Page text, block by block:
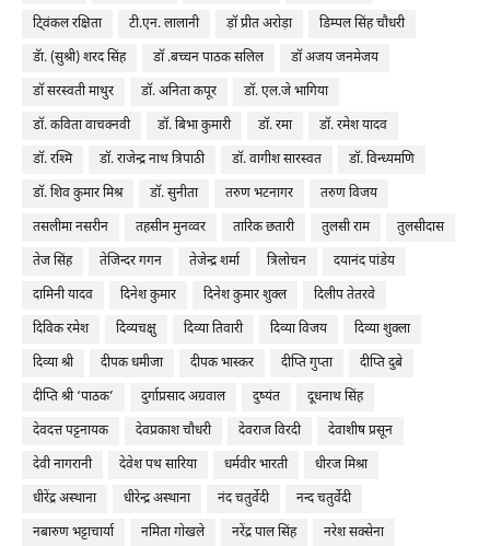
टि्वंकल रक्षिता
टी.एन. लालानी ड़ॉ प्रीत अरोड़ा
डिम्पल सिंह चौधरी
डॅा. (सुश्री) शरद सिंह
डॉ .बच्चन पाठक सलिल
डॉ अजय जनमेजय
डॉ सरस्वती माथुर
डॉ. अनिता कपूर
डॉ. एल.जे भागिया
डॉ. कविता वाचक्नवी
डॉ. बिभा कुमारी डॉ. रमा
डॉ. रमेश यादव
डॉ. रश्मि
डॉ. राजेन्द्र नाथ त्रिपाठी डॉ. वागीश सारस्वत
डॉ. विन्ध्यमणि
डॉ. शिव कुमार मिश्र
डॉ. सुनीता तरुण भटनागर
तरुण विजय
तसलीमा नसरीन
तहसीन मुनव्वर तारिक छतारी तुलसी राम
तुलसीदास
तेज सिंह
तेजिन्दर गगन तेजेन्द्र शर्मा त्रिलोचन
दयानंद पांडेय
दामिनी यादव
दिनेश कुमार दिनेश कुमार शुक्ल
दिलीप तेतरवे
दिविक रमेश
दिव्यचक्षु दिव्या तिवारी दिव्या विजय
दिव्या शुक्ला
दिव्या श्री
दीपक धमीजा दीपक भास्कर दीप्ति गुप्ता
दीप्ति दुबे
दीप्ति श्री ‘पाठक’
दुर्गाप्रसाद अग्रवाल दुष्यंत
दूधनाथ सिंह
देवदत्त पट्टनायक
देवप्रकाश चौधरी देवराज विरदी
देवाशीष प्रसून
देवी नागरानी
देवेश पथ सारिया धर्मवीर भारती
धीरज मिश्रा
धीरेंद्र अस्थाना
धीरेन्द्र अस्थाना नंद चतुर्वेदी
नन्द चतुर्वेदी
नबारुण भट्टाचार्या
नमिता गोखले नरेंद्र पाल सिंह
नरेश सक्सेना